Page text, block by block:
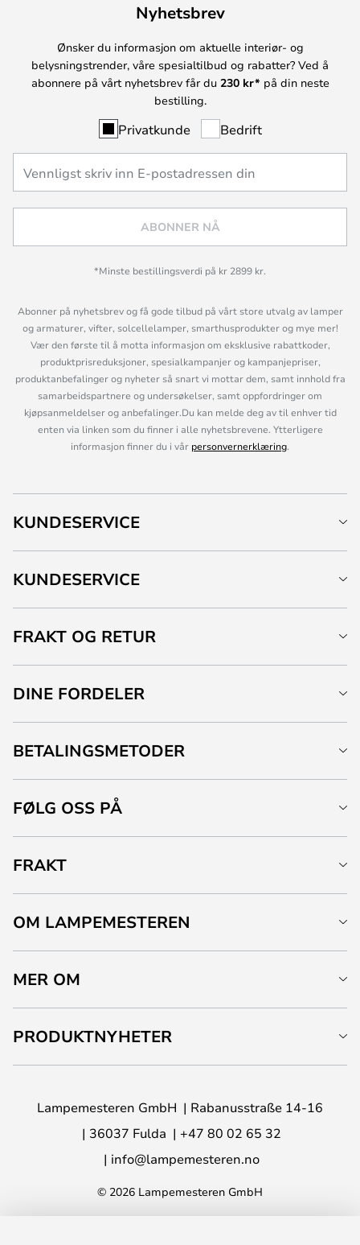
Nyhetsbrev
Ønsker du informasjon om aktuelle interiør- og
belysningstrender, våre spesialtilbud og rabatter? Ved å
abonnere på vårt nyhetsbrev får du 230 kr* på din neste
bestilling.
Privatkunde Bedrift
ABONNER NÅ
*Minste bestillingsverdi på kr 2899 kr.
Abonner på nyhetsbrev og få gode tilbud på vårt store utvalg av lamper
og armaturer, vifter, solcellelamper, smarthusprodukter og mye mer!
Vær den første til å motta informasjon om eksklusive rabattkoder,
produktprisreduksjoner, spesialkampanjer og kampanjepriser,
produktanbefalinger og nyheter så snart vi mottar dem, samt innhold fra
samarbeidspartnere og undersøkelser, samt oppfordringer om
kjøpsanmeldelser og anbefalinger.Du kan melde deg av til enhver tid
enten via linken som du finner i alle nyhetsbrevene. Ytterligere
informasjon finner du i vår personvernerklæring.
KUNDESERVICE
KUNDESERVICE
FRAKT OG RETUR
DINE FORDELER
BETALINGSMETODER
FØLG OSS PÅ
FRAKT
OM LAMPEMESTEREN
MER OM
PRODUKTNYHETER
Lampemesteren GmbH
Rabanusstraße 14-16
36037 Fulda
+47 80 02 65 32
info@lampemesteren.no
© 2026 Lampemesteren GmbH